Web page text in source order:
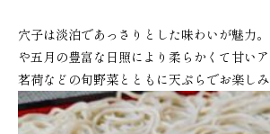
穴子は淡泊であっさりとした味わいが魅力
や五月の豊富な日照により柔らかくて甘いア
茗荷などの旬野菜とともに天ぷらでお楽しみ